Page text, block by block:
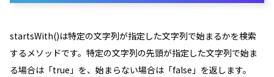
startsWith()は特定の文字列が指定した文字列で始まるかを検索
するメソッドです。特定の文字列の先頭が指定した文字列で始ま
る場合は「true 」を、始まらない場合は「false 」を返します。